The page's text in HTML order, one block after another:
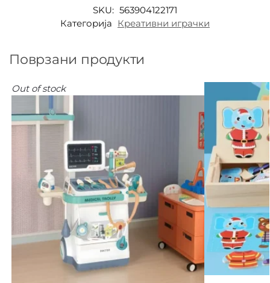
SKU: 563904122171
Категорија Креативни играчки
Поврзани продукти
Out of stock